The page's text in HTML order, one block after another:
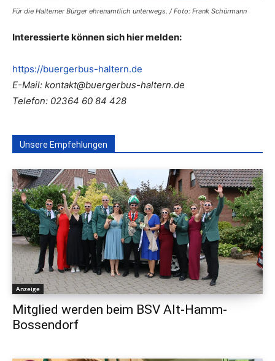
Für die Halterner Bürger ehrenamtlich unterwegs. / Foto: Frank Schürmann
Interessierte können sich hier melden:
https://buergerbus-haltern.de
E-Mail: kontakt@buergerbus-haltern.de
Telefon: 02364 60 84 428
Unsere Empfehlungen
Anzeige
Mitglied werden beim BSV Alt-Hamm-
Bossendorf